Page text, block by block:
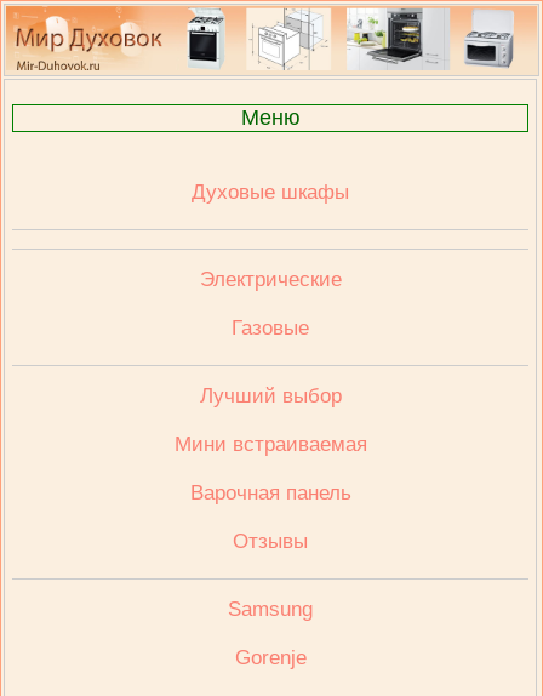
Меню
Духовые шкафы
Электрические
Газовые
Лучший выбор
Мини встраиваемая
Варочная панель
Отзывы
Samsung
Gorenje